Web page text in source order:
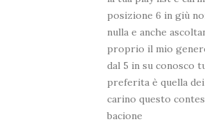
posizione 6 in giù
nulla e anche
proprio il mio
dal 5 in su conosco
preferita è quella dei
carino questo
bacione